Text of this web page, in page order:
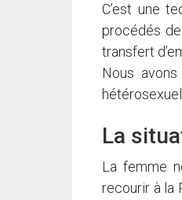
C’est une
procédés
transfert
Nous
La
La femme
recourir à la